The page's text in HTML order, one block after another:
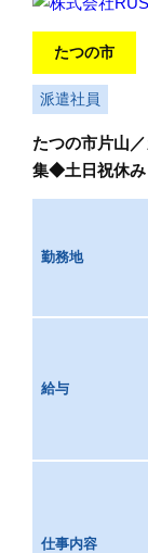
たつの市
派遣社員
たつの市片山
集◆土日祝休み
勤務地
給与
仕事内容